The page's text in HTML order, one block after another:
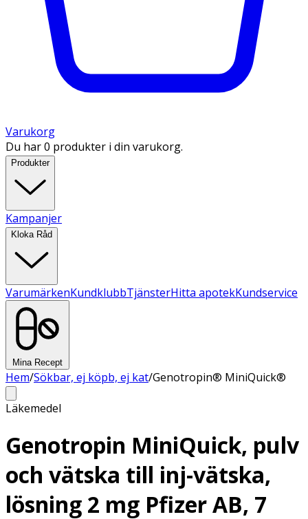
Varukorg
Du har 0 produkter i din varukorg.
Produkter
Kampanjer
Kloka Råd
VarumärkenKundklubbTjänsterHitta apotekKundservice
Mina Recept
Hem/Sökbar, ej köpb, ej kat/Genotropin® MiniQuick®
Läkemedel
Genotropin MiniQuick, pulv
och vätska till inj-vätska,
lösning 2 mg Pfizer AB, 7